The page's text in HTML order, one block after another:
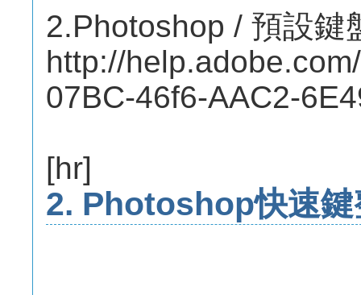
2.Photoshop / 預設鍵
http://
07BC-46f6-AAC2-
[hr]
2. Photoshop快速鍵